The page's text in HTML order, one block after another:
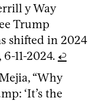
y Way
Trump
shifted in 2024
11-2024. ↩
“Why
‘It’s the